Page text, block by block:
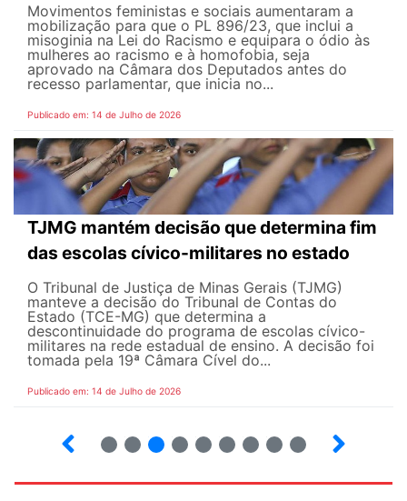
Movimentos feministas e sociais aumentaram a
mobilização para que o PL 896/23, que inclui a
misoginia na Lei do Racismo e equipara o ódio às
mulheres ao racismo e à homofobia, seja
aprovado na Câmara dos Deputados antes do
recesso parlamentar, que inicia no...
Publicado em: 14 de Julho de 2026
TJMG mantém decisão que determina fim
das escolas cívico-militares no estado
O Tribunal de Justiça de Minas Gerais (TJMG)
manteve a decisão do Tribunal de Contas do
Estado (TCE-MG) que determina a
descontinuidade do programa de escolas cívico-
militares na rede estadual de ensino. A decisão foi
tomada pela 19ª Câmara Cível do...
Publicado em: 14 de Julho de 2026